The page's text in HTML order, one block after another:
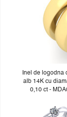
Inel de logodna
alb 14K cu
0,10 ct -